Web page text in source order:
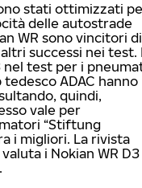
stati ottimizzati
delle autostrade
WR sono vincitori di
successi nei test.
nel test per i
ADAC hanno
quindi,
vale per
“Stiftung
i migliori. La rivista
i Nokian WR D3